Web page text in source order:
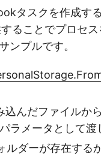
タスクを作成す
ることでプロセス
ンプルです。
込んだファイルか
メータとして渡
ダーが存在する